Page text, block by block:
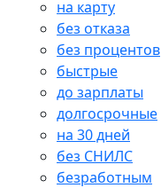
на карту
без отказа
без процентов
быстрые
до зарплаты
долгосрочные
на 30 дней
без СНИЛС
безработным